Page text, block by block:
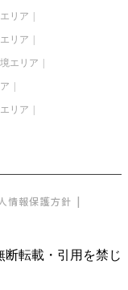
リア
リア
エリア
リア
情報保護方針
断転載・引用を禁じ